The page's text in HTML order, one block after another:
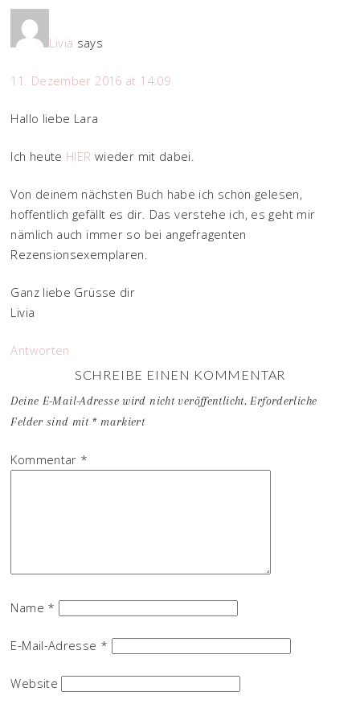
Livia says
11. Dezember 2016 at 14:09
Hallo liebe Lara
Ich heute HIER wieder mit dabei.
Von deinem nächsten Buch habe ich schon gelesen,
hoffentlich gefällt es dir. Das verstehe ich, es geht mir
nämlich auch immer so bei angefragenten
Rezensionsexemplaren.
Ganz liebe Grüsse dir
Livia
Antworten
SCHREIBE EINEN KOMMENTAR
Deine E-Mail-Adresse wird nicht veröffentlicht. Erforderliche
Felder sind mit *markiert
Kommentar *
Name *
E-Mail-Adresse *
Website